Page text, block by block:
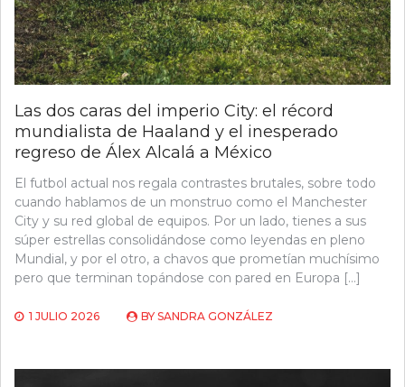
Las dos caras del imperio City: el récord
mundialista de Haaland y el inesperado
regreso de Álex Alcalá a México
El futbol actual nos regala contrastes brutales, sobre todo
cuando hablamos de un monstruo como el Manchester
City y su red global de equipos. Por un lado, tienes a sus
súper estrellas consolidándose como leyendas en pleno
Mundial, y por el otro, a chavos que prometían muchísimo
pero que terminan topándose con pared en Europa […]
1 JULIO 2026 BY SANDRA GONZÁLEZ